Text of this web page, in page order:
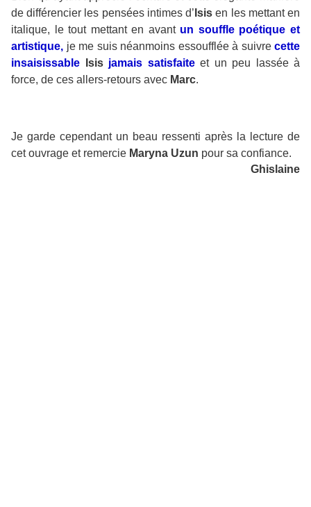
de différencier les pensées intimes d’ Isis en les mettant en
italique, le tout mettant en avant un souffle poétique et
artistique, je me suis néanmoins essoufflée à suivre cette
insaisissable
Isis jamais satisfaiteet un peu lassée à
force, de ces allers-retours avec Marc.
Je garde cependant un beau ressenti après la lecture de
cet ouvrage et remercie Maryna Uzun pour sa confiance.
Ghislaine